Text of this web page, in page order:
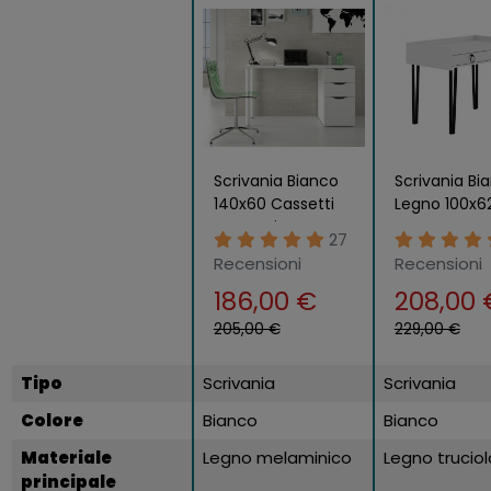
Scrivania Bianco
140x60 Cassetti
Cassettiera Porta
Pc Computer da
Ufficio Camera
27
Recensioni
186,00 €
205,00 €
Scrivania
Legno
con
Camera
Recensioni
208,00
229,00 €
Tipo Scrivania Scrivania
Colore
Bianco Bianco
Materiale
principale
Legno melaminico Legno